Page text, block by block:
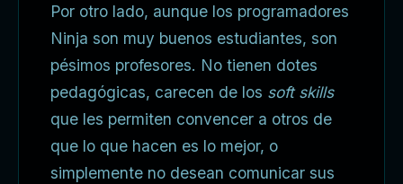
Por otro lado, aunque los programadores
Ninja son muy buenos estudiantes, son
pésimos profesores. No tienen dotes
pedagógicas, carecen de los soft skills
que les permiten convencer a otros de
que lo que hacen es lo mejor, o
simplemente no desean comunicar sus